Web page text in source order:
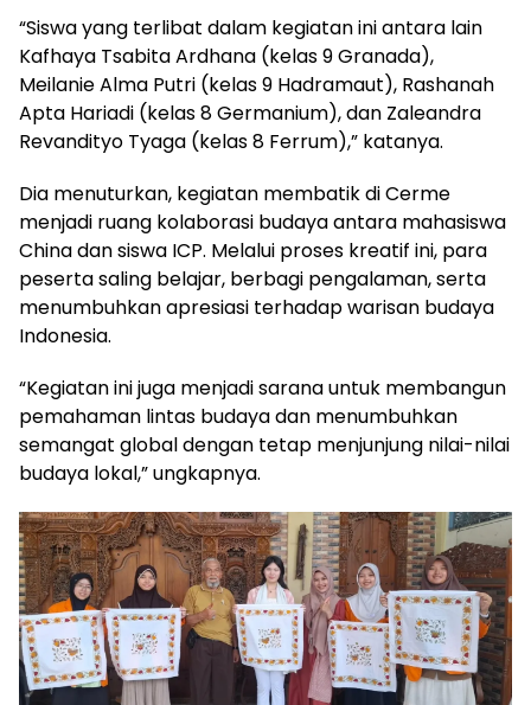
“Siswa yang terlibat dalam kegiatan ini antara lain
Kafhaya Tsabita Ardhana (kelas 9 Granada),
Meilanie Alma Putri (kelas 9 Hadramaut), Rashanah
Apta Hariadi (kelas 8 Germanium), dan Zaleandra
Revandityo Tyaga (kelas 8 Ferrum),” katanya.
Dia menuturkan, kegiatan membatik di Cerme
menjadi ruang kolaborasi budaya antara mahasiswa
China dan siswa ICP. Melalui proses kreatif ini, para
peserta saling belajar, berbagi pengalaman, serta
menumbuhkan apresiasi terhadap warisan budaya
Indonesia.
“Kegiatan ini juga menjadi sarana untuk membangun
pemahaman lintas budaya dan menumbuhkan
semangat global dengan tetap menjunjung nilai-nilai
budaya lokal,” ungkapnya.